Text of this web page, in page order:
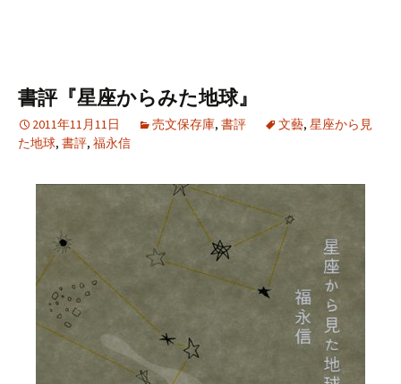
書評『星座からみた地球』
2011年11月11日 売文保存庫, 書評 文藝, 星座から見
た地球, 書評, 福永信